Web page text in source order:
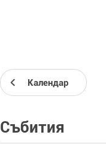
Календар
Събития